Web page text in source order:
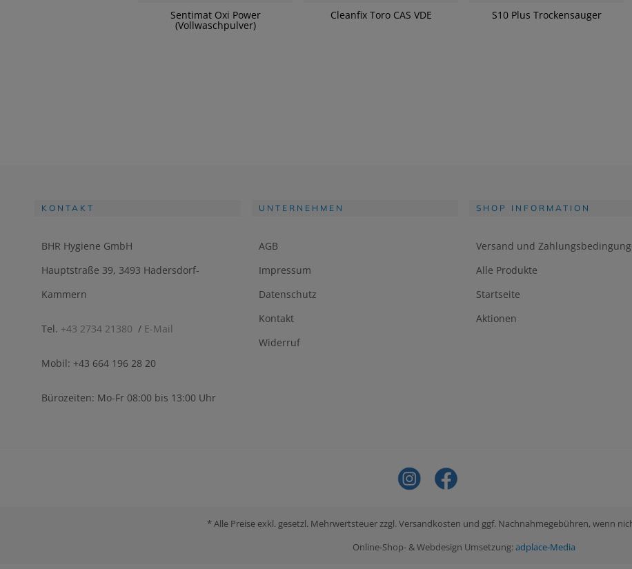
Sentimat Oxi Power
(Vollwaschpulver)
Cleanfix Toro CAS VDE S10 Plus Trockensauger
KONTAKT
BHR Hygiene GmbH
Hauptstraße 39, 3493 Hadersdorf-
Kammern
Tel. +43 2734 21380 / E-Mail
Mobil: +43 664 196 28 20
Bürozeiten: Mo-Fr 08:00 bis 13:00 Uhr
UNTERNEHMEN
AGB
Impressum
Datenschutz
Kontakt
Widerruf
SHOP INFORMATION
Versand und
Alle Produkte
Startseite
Aktionen
* Alle Preise exkl. gesetzl. Mehrwertsteuer zzgl. Versandkosten und ggf. Nachnahmegebühren, wenn
Online-Shop- & Webdesign Umsetzung:adplace-Media